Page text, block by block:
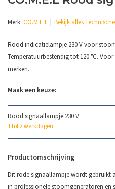
Merk: CO.M.E.L Bekijk alles
Rood indicatielampje 230 V voor
Temperatuurbestendig tot 120 °C.
merken.
Maak een keuze:
Rood signaallampje 230 V
1 tot 2 werkdagen
Productomschrijving
Dit rode signaallampje wordt gebruikt
in professionele stoomgeneratoren en